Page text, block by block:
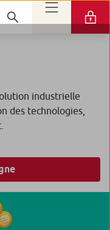
industrielle
des technologies,